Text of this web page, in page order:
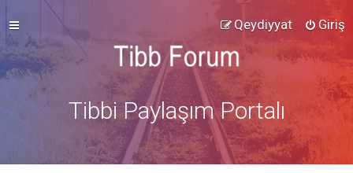
Giriş
Qeydiyyat
Tibbi Paylaşım Portalı